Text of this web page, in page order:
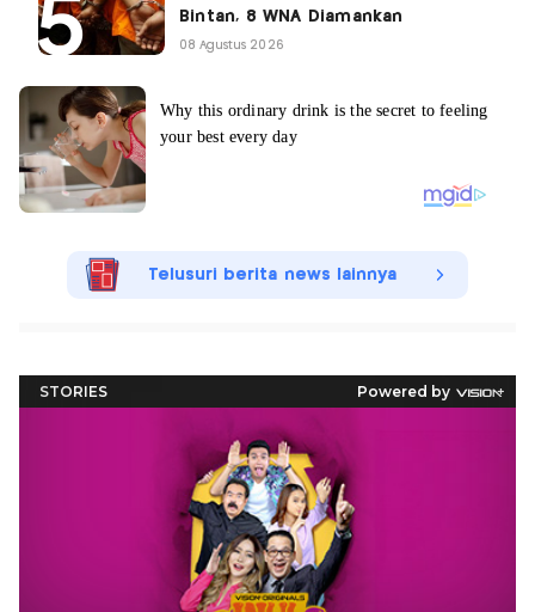
Bintan, 8 WNA Diamankan
08 Agustus 2026
Telusuri berita news lainnya